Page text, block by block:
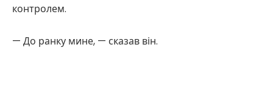
контролем.
— До ранку мине, — сказав він.